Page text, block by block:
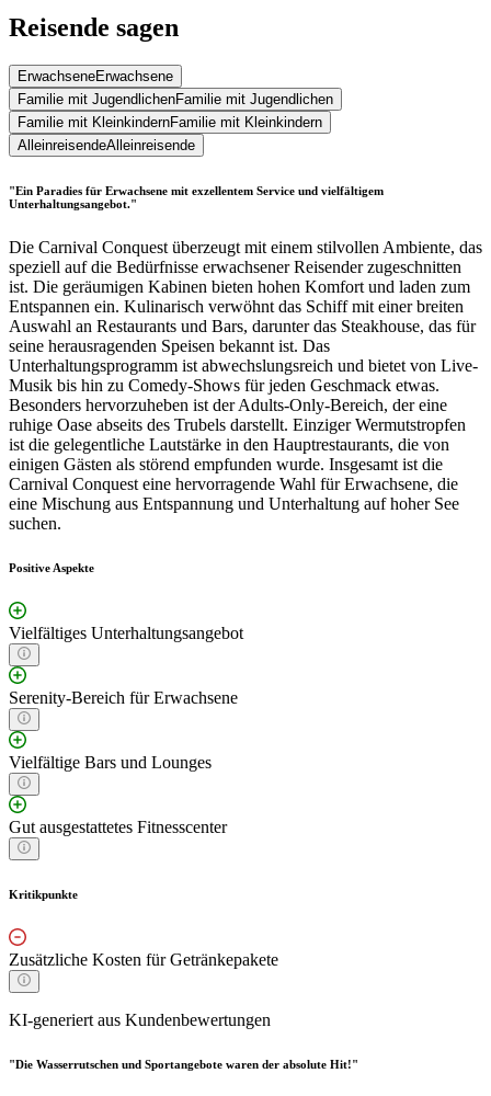
Reisende sagen
ErwachseneErwachsene
Familie mit JugendlichenFamilie mit Jugendlichen
Familie mit KleinkindernFamilie mit Kleinkindern
AlleinreisendeAlleinreisende
"Ein Paradies für Erwachsene mit exzellentem Service und vielfältigem
Unterhaltungsangebot."
Die Carnival Conquest überzeugt mit einem stilvollen Ambiente, das
speziell auf die Bedürfnisse erwachsener Reisender zugeschnitten
ist. Die geräumigen Kabinen bieten hohen Komfort und laden zum
Entspannen ein. Kulinarisch verwöhnt das Schiff mit einer breiten
Auswahl an Restaurants und Bars, darunter das Steakhouse, das für
seine herausragenden Speisen bekannt ist. Das
Unterhaltungsprogramm ist abwechslungsreich und bietet von Live-
Musik bis hin zu Comedy-Shows für jeden Geschmack etwas.
Besonders hervorzuheben ist der Adults-Only-Bereich, der eine
ruhige Oase abseits des Trubels darstellt. Einziger Wermutstropfen
ist die gelegentliche Lautstärke in den Hauptrestaurants, die von
einigen Gästen als störend empfunden wurde. Insgesamt ist die
Carnival Conquest eine hervorragende Wahl für Erwachsene, die
eine Mischung aus Entspannung und Unterhaltung auf hoher See
suchen.
Positive Aspekte
Vielfältiges Unterhaltungsangebot
Serenity-Bereich für Erwachsene
Vielfältige Bars und Lounges
Gut ausgestattetes Fitnesscenter
Kritikpunkte
Zusätzliche Kosten für Getränkepakete
KI-generiert aus Kundenbewertungen
"Die Wasserrutschen und Sportangebote waren der absolute Hit!"